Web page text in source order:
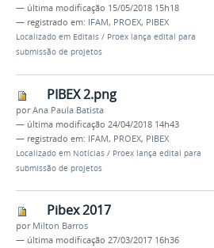
— última modificação 15/05/2018 15h18
— registrado em: IFAM, PROEX, PIBEX
Localizado em Editais / Proex lança edital para
submissão de projetos
PIBEX 2.png
porAna Paula Batista
— última modificação 24/04/2018 14h43
— registrado em: IFAM, PROEX, PIBEX
Localizado em Notícias / Proex lança edital para
submissão de projetos
Pibex 2017
por Milton Barros
— última modificação 27/03/2017 16h36